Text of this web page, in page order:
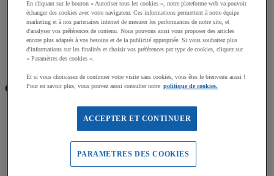
Mallettes et coffrets d’orientation
Accessoires Course d'orientation
Accueil
Sports outdoor
Catégories
Râteliers de vélos (59)
En cliquant sur le bouton « Autoriser tous les cookies », notre plateforme web va pouvoir
échanger des cookies avec votre navigateur. Ces informations permettent à notre équipe
marketing et à nos partenaires internet de mesurer les performances de notre site, et
d'analyser vos préférences de contenu. Nous pouvons ainsi vous proposer des articles
encore plus adaptés à vos besoins et de la publicité appropriée. Si vous souhaitez plus
d'informations sur les finalités et choisir vos préférences par type de cookies, cliquez sur
« Paramètres des cookies ».
Et si vous choisissez de continuer votre visite sans cookies, vous êtes le bienvenu aussi !
Pour en savoir plus, vous pouvez aussi consulter notre politique de cookies.
ACCEPTER ET CONTINUER
PARAMETRES DES COOKIES